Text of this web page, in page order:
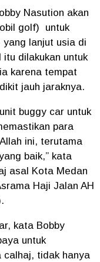
Nasution akan
golf) untuk
lanjut usia di
dilakukan untuk
karena tempat
jauh jaraknya.
buggy car untuk
para
ini, terutama
baik,” kata
asal Kota Medan
Haji Jalan AH
kata Bobby
untuk
calhaj, tidak hanya